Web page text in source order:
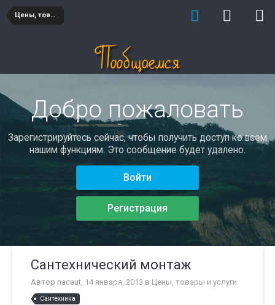
Цены, товары и услуги
Добро пожаловать
Зарегистрируйтесь сейчас, чтобы получить доступ ко всем
нашим функциям. Это сообщение будет удалено.
Войти
Регистрация
Сантехнический монтаж
Автор nacaut, 14 января, 2013 в Цены, товары и услуги
Сантехника